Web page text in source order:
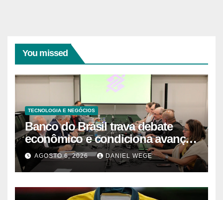
You missed
TECNOLOGIA E NEGÓCIOS
Banco do Brasil trava debate
econômico e condiciona avanços
à decisão da Fenaban | Contec
Brasil
AGOSTO 6, 2026 DANIEL WEGE